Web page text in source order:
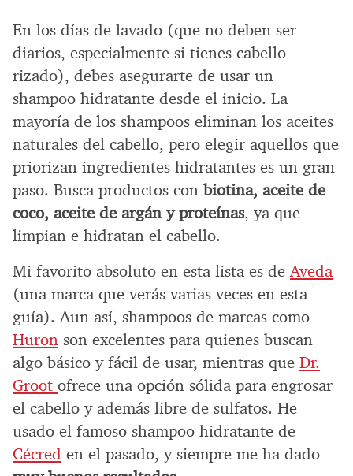
En los días de lavado (que no deben ser
diarios, especialmente si tienes cabello
rizado), debes asegurarte de usar un
shampoo hidratante desde el inicio. La
mayoría de los shampoos eliminan los aceites
naturales del cabello, pero elegir aquellos que
priorizan ingredientes hidratantes es un gran
paso. Busca productos con biotina, aceite de
coco, aceite de argán y proteínas, ya que
limpian e hidratan el cabello.
Mi favorito absoluto en esta lista es deAveda
(una marca que verás varias veces en esta
guía). Aun así, shampoos de marcas como
Huron son excelentes para quienes buscan
algo básico y fácil de usar, mientras que Dr.
Groot ofrece una opción sólida para engrosar
el cabello y además libre de sulfatos. He
usado el famoso shampoo hidratante de
Cécred en el pasado, y siempre me ha dado